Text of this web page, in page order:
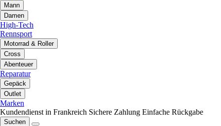
Mann
Damen
High-Tech
Rennsport
Motorrad & Roller
Cross
Abenteuer
Reparatur
Gepäck
Outlet
Marken
Kundendienst in Frankreich Sichere Zahlung Einfache Rückgabe
Suchen